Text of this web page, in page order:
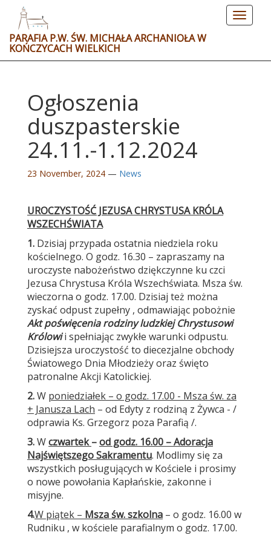
Toggle
PARAFIA P.W. ŚW. MICHAŁA ARCHANIOŁA W
KOŃCZYCACH WIELKICH
Ogłoszenia
duszpasterskie
24.11.-1.12.2024
23 November, 2024 — News
UROCZYSTOŚĆ JEZUSA CHRYSTUSA KRÓLA
WSZECHŚWIATA
1. Dzisiaj przypada ostatnia niedziela roku
kościelnego. O godz. 16.30 – zapraszamy na
uroczyste nabożeństwo dziękczynne ku czci
Jezusa Chrystusa Króla Wszechświata. Msza św.
wieczorna o godz. 17.00. Dzisiaj też można
zyskać odpust zupełny , odmawiając pobożnie
Akt poświęcenia rodziny ludzkiej Chrystusowi
Królowii spełniając zwykłe warunki odpustu.
Dzisiejsza uroczystość to diecezjalne obchody
Światowego Dnia Młodzieży oraz święto
patronalne Akcji Katolickiej.
2.W poniedziałek – o godz. 17.00 - Msza św. za
+ Janusza Lach – od Edyty z rodziną z Żywca - /
odprawia Ks. Grzegorz poza Parafią /.
3.Wczwartek–od godz. 16.00 – Adoracja
Najświętszego Sakramentu. Modlimy się za
wszystkich posługujących w Kościele i prosimy
o nowe powołania Kapłańskie, zakonne i
misyjne.
4.W piątek – Msza św. szkolna – o godz. 16.00 w
Rudniku , w kościele parafialnym o godz. 17.00.